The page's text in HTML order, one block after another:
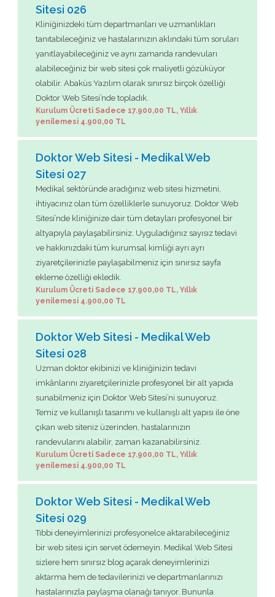
Sitesi 026
Kliniğinizdeki tüm departmanları ve uzmanlıkları
tanıtabileceğiniz ve hastalarınızın aklındaki tüm soruları
yanıtlayabileceğiniz ve aynı zamanda randevuları
alabileceğiniz bir web sitesi çok maliyetli gözüküyor
olabilir. Abaküs Yazılım olarak sınırsız birçok özelliği
Doktor Web Sitesi’nde topladık.
Kurulum Ücreti Sadece 17.900,00 TL, Yıllık
yenilemesi 4.900,00 TL
Doktor Web Sitesi - Medikal Web
Sitesi 027
Medikal sektöründe aradığınız web sitesi hizmetini,
ihtiyacınız olan tüm özelliklerle sunuyoruz. Doktor Web
Sitesi’nde kliniğinize dair tüm detayları profesyonel bir
altyapıyla paylaşabilirsiniz. Uyguladığınız sayısız tedavi
ve hakkınızdaki tüm kurumsal kimliği ayrı ayrı
ziyaretçilerinizle paylaşabilmeniz için sınırsız sayfa
ekleme özelliği ekledik.
Kurulum Ücreti Sadece 17.900,00 TL, Yıllık
yenilemesi 4.900,00 TL
Doktor Web Sitesi - Medikal Web
Sitesi 028
Uzman doktor ekibinizi ve kliniğinizin tedavi
imkânlarını ziyaretçilerinizle profesyonel bir alt yapıda
sunabilmeniz için Doktor Web Sitesi’ni sunuyoruz.
Temiz ve kullanışlı tasarımı ve kullanışlı alt yapısı ile öne
çıkan web siteniz üzerinden, hastalarınızın
randevularını alabilir, zaman kazanabilirsiniz.
Kurulum Ücreti Sadece 17.900,00 TL, Yıllık
yenilemesi 4.900,00 TL
Doktor Web Sitesi - Medikal Web
Sitesi 029
Tıbbi deneyimlerinizi profesyonelce aktarabileceğiniz
bir web sitesi için servet ödemeyin. Medikal Web Sitesi
sizlere hem sınırsız blog açarak deneyimlerinizi
aktarma hem de tedavilerinizi ve departmanlarınızı
hastalarınızla paylaşma olanağı tanıyor. Bununla